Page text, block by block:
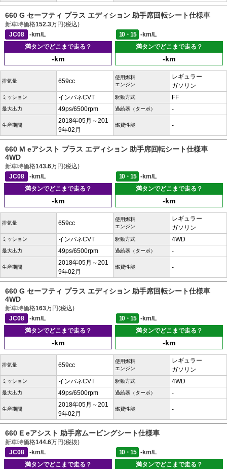
660 G セーフティ プラス エディション 助手席回転シート仕様車
新車時価格152.3万円(税込)
JC08
-km/L 10・15
-km/L
満タンでどこまで走る？
-km
満タンでどこまで走る？
-km
排気量 659cc
使用燃料
エンジン
レギュラー
ガソリン
ミッション インパネCVT 駆動方式 FF
最大出力 49ps/6500rpm 過給器（ターボ） -
生産期間
2018年05月～201
9年02月
燃費性能 -
660 M eアシスト プラス エディション 助手席回転シート仕様車
4WD
新車時価格143.6万円(税込)
JC08
-km/L 10・15
-km/L
満タンでどこまで走る？
-km
満タンでどこまで走る？
-km
排気量 659cc
使用燃料
エンジン
レギュラー
ガソリン
ミッション インパネCVT 駆動方式 4WD
最大出力 49ps/6500rpm 過給器（ターボ） -
生産期間
2018年05月～201
9年02月
燃費性能 -
660 G セーフティ プラス エディション 助手席回転シート仕様車
4WD
新車時価格163万円(税込)
JC08
-km/L 10・15
-km/L
満タンでどこまで走る？
-km
満タンでどこまで走る？
-km
排気量 659cc
使用燃料
エンジン
レギュラー
ガソリン
ミッション インパネCVT 駆動方式 4WD
最大出力 49ps/6500rpm 過給器（ターボ） -
生産期間
2018年05月～201
9年02月
燃費性能 -
660 E eアシスト 助手席ムービングシート仕様車
新車時価格144.6万円(税抜)
JC08
-km/L 10・15
-km/L
満タンでどこまで走る？
満タンでどこまで走る？